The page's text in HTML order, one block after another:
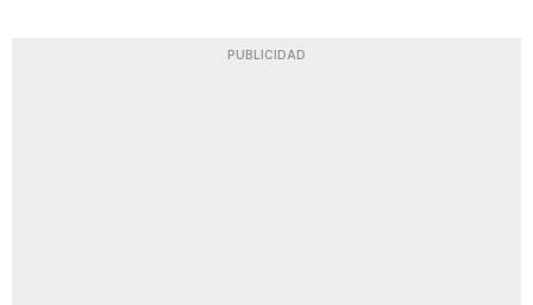
PUBLICIDAD